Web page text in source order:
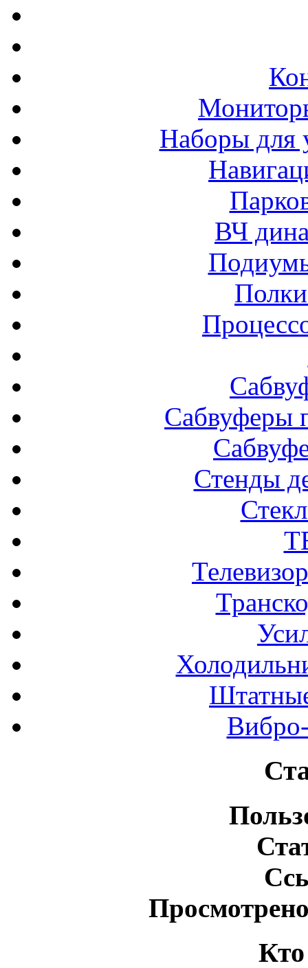
Наборы для
ВЧ
Сабвуферы
Стенды
Кто